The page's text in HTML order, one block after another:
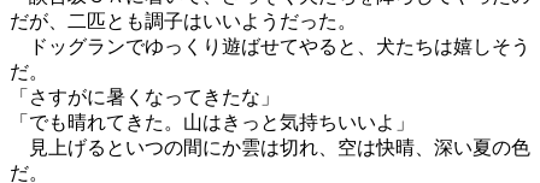
だが、二匹とも調子はいいようだった。
ドッグランでゆっくり遊ばせてやると、犬たちは嬉しそう
だ。
「さすがに暑くなってきたな」
「でも晴れてきた。山はきっと気持ちいいよ」
見上げるといつの間にか雲は切れ、空は快晴、深い夏の色
だ。